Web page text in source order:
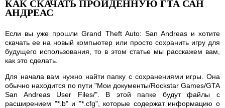
КАК СКАЧАТЬ ПРОЙДЕННУЮ ГТА САН
АНДРЕАС
Если вы уже прошли Grand Theft Auto: San Andreas и хотите
скачать ее на новый компьютер или просто сохранить игру для
будущего использования, то в этом статье мы расскажем вам,
как это сделать.
Для начала вам нужно найти папку с сохранениями игры. Она
обычно находится по пути "Мои документы/Rockstar Games/GTA
San Andreas User Files/". В этой папке будут файлы с
расширением "*.b" и "*.cfg", которые содержат информацию о